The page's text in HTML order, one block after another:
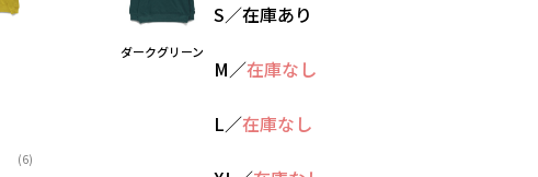
(6)
ダークグリーン
S／在庫あり
M／在庫なし
L／在庫なし